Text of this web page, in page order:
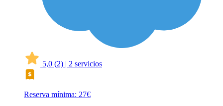
5,0 (2) | 2 servicios
Reserva mínima: 27€